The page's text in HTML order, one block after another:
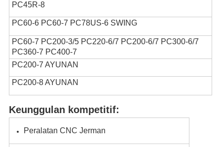
PC45R-8
PC60-6 PC60-7 PC78US-6 SWING
PC60-7 PC200-3/5 PC220-6/7 PC200-6/7 PC300-6/7
PC360-7 PC400-7
PC200-7 AYUNAN
PC200-8 AYUNAN
Keunggulan kompetitif:
Peralatan CNC Jerman